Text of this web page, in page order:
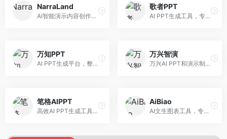
NarraLand
AI智能演示内容创作平台，专注于叙事演示。面向内容创作者，提供故事创作、演示生成、动画设计等服务，演示内容生动有趣。
歌者PPT
AI PPT生成工具，专注于演示文稿智能创作。面向职场人士，支持主题输入、内容生成、设计美化等功能，PPT制作效率高。
万知PPT
AI PPT生成平台，整合知识库与创作功能。面向职场人士，支持内容检索、PPT生成、设计优化等服务，知识整合能力强。
万兴智演
万兴AI PPT和演示制作软件，整合视频演示功能。面向职场人士和教育工作者，提供PPT生成、演示录制、视频制作等服务，演示功能完善。
笔格AIPPT
高效AI PPT生成工具，专注于演示文稿智能创作。面向职场人士，支持主题输入、内容生成、设计美化等功能，PPT制作效率高。
AiBiao
AI文生图表工具，专注于数据可视化展示。面向数据分析师和职场人士，提供图表生成、数据可视化、PPT嵌入等服务，数据展示专业。